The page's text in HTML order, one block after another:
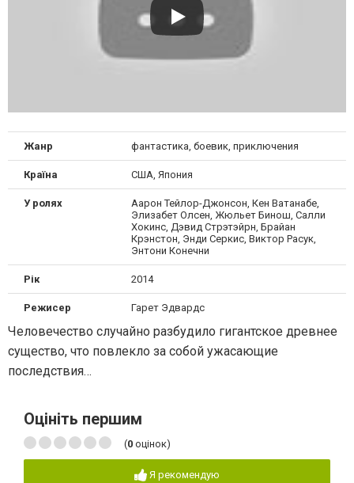
Жанр фантастика, боевик, приключения
Країна США, Япония
У ролях
Аарон Тейлор-Джонсон, Кен Ватанабе,
Элизабет Олсен, Жюльет Бинош, Салли
Хокинс, Дэвид Стрэтэйрн, Брайан
Крэнстон, Энди Серкис, Виктор Расук,
Энтони Конечни
Рік 2014
Режисер Гарет Эдвардс
Человечество случайно разбудило гигантское древнее
существо, что повлекло за собой ужасающие
последствия…
Оцініть першим
(0 оцінок)
Я рекомендую